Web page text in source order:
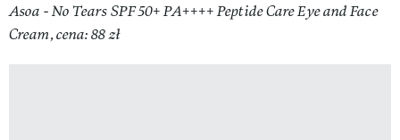
Asoa - No Tears SPF 50+ PA++++ Peptide Care Eye and Face
Cream, cena: 88 zł